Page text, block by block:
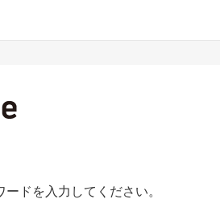
ドを入力してください。